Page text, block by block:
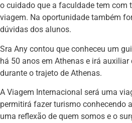
o cuidado que a faculdade tem com
viagem. Na oportunidade também
dúvidas dos alunos.
Sra Any contou que conheceu um
há 50 anos em Athenas e irá
durante o trajeto de Athenas.
A Viagem Internacional será uma
permitirá fazer turismo conhecendo
uma reflexão de quem somos e o